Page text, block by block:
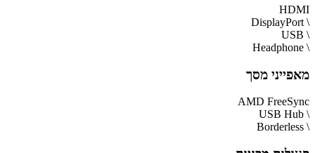
HDMI
\ DisplayPort
\ USB
\ Headphone
מאפייני מסך
AMD FreeSync
\ USB Hub
\ Borderless